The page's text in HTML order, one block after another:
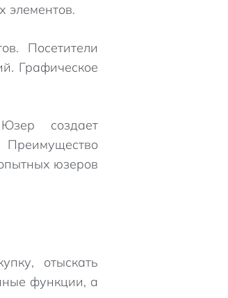
элементов.
Посетители
Графическое
создает
юзеров
отыскать
функции, а